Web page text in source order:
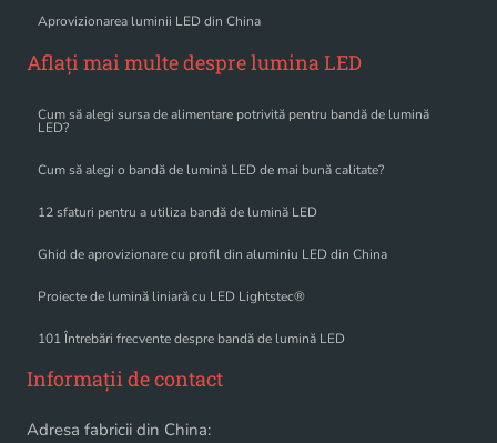
Aprovizionarea luminii LED din China
Aflați mai multe despre lumina LED
Cum să alegi sursa de alimentare potrivită pentru bandă de lumină
LED?
Cum să alegi o bandă de lumină LED de mai bună calitate?
12 sfaturi pentru a utiliza bandă de lumină LED
Ghid de aprovizionare cu profil din aluminiu LED din China
Proiecte de lumină liniară cu LED Lightstec®
101 Întrebări frecvente despre bandă de lumină LED
Informații de contact
Adresa fabricii din China: